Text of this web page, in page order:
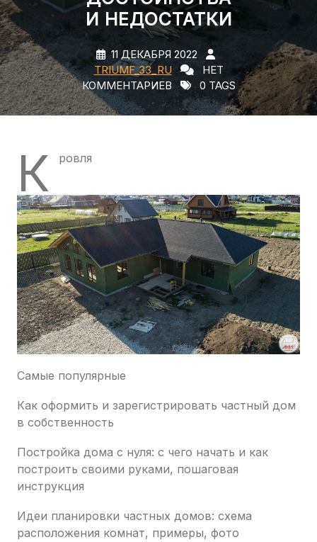
И НЕДОСТАТКИ
11 ДЕКАБРЯ 2022
TRIUMF_33_RU
НЕТ
КОММЕНТАРИЕВ
0 TAGS
К ровля
Самые популярные
Как оформить и зарегистрировать частный дом
в собственность
Постройка дома с нуля: с чего начать и как
построить своими руками, пошаговая
инструкция
Идеи планировки частных домов: схема
расположения комнат, примеры, фото